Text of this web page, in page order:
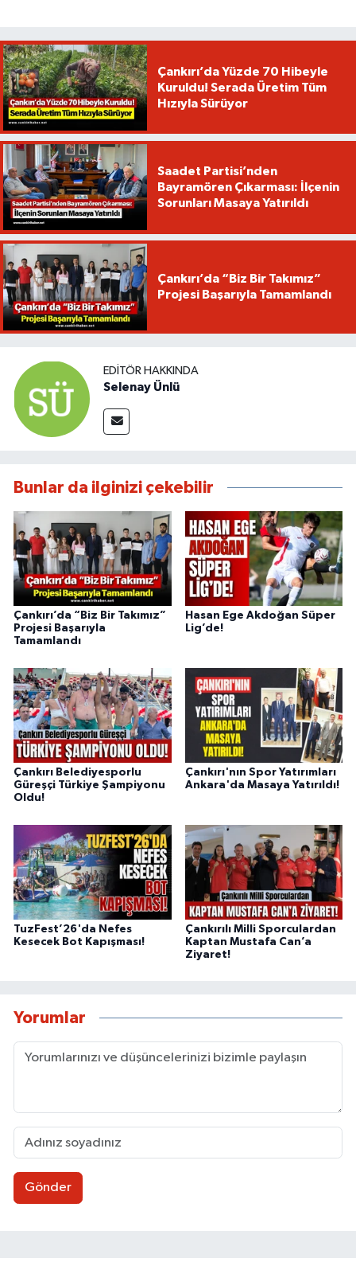
Çankırı’da Yüzde 70 Hibeyle
Kuruldu! Serada Üretim Tüm
Hızıyla Sürüyor
Saadet Partisi’nden
Bayramören Çıkarması: İlçenin
Sorunları Masaya Yatırıldı
Çankırı’da “Biz Bir Takımız”
Projesi Başarıyla Tamamlandı
EDITÖR HAKKINDA
Selenay Ünlü
Bunlar da ilginizi çekebilir
Çankırı’da “Biz Bir Takımız”
Projesi Başarıyla
Tamamlandı
Hasan Ege Akdoğan Süper
Lig’de!
Çankırı Belediyesporlu
Güreşçi Türkiye Şampiyonu
Oldu!
Çankırı'nın Spor Yatırımları
Ankara'da Masaya Yatırıldı!
TuzFest’26'da Nefes
Kesecek Bot Kapışması!
Çankırılı Milli Sporculardan
Kaptan Mustafa Can’a
Ziyaret!
Yorumlar
Gönder